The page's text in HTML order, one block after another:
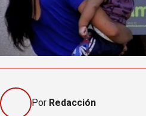
Por Redacción